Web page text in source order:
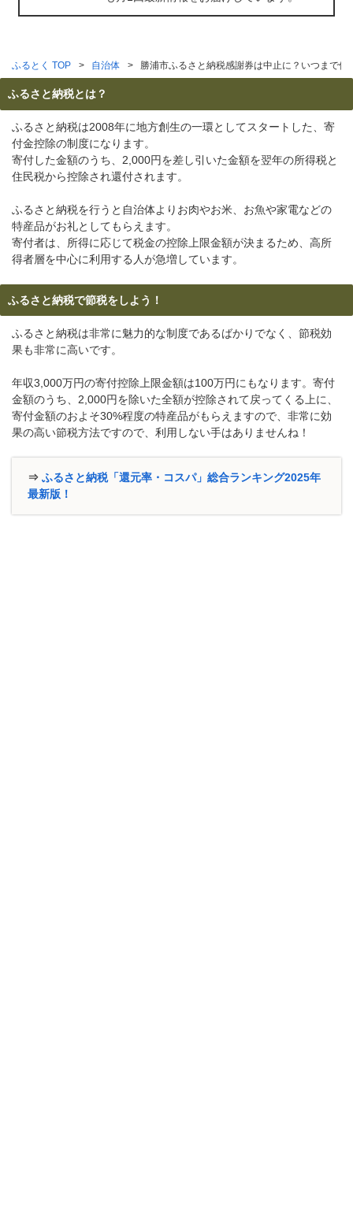
ふるとく TOP 自治体 勝浦市ふるさと納税感謝券は中止に？いつまで使
ふるさと納税とは？
ふるさと納税は2008年に地方創生の一環としてスタートした、寄
付金控除の制度になります。
寄付した金額のうち、2,000円を差し引いた金額を翌年の所得税と
住民税から控除され還付されます。
ふるさと納税を行うと自治体よりお肉やお米、お魚や家電などの
特産品がお礼としてもらえます。
寄付者は、所得に応じて税金の控除上限金額が決まるため、高所
得者層を中心に利用する人が急増しています。
ふるさと納税で節税をしよう！
ふるさと納税は非常に魅力的な制度であるばかりでなく、節税効
果も非常に高いです。
年収3,000万円の寄付控除上限金額は100万円にもなります。寄付
金額のうち、2,000円を除いた全額が控除されて戻ってくる上に、
寄付金額のおよそ30%程度の特産品がもらえますので、非常に効
果の高い節税方法ですので、利用しない手はありませんね！
⇒ ふるさと納税「還元率・コスパ」総合ランキング2025年
最新版！